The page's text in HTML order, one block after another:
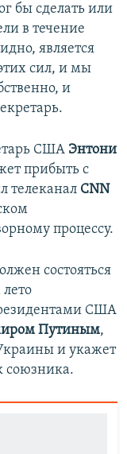
бы сделать или
в течение
является
сил, и мы
и
США Энтони
прибыть с
телеканал CNN
процессу.
состояться
США
Путиным,
и укажет
союзника.